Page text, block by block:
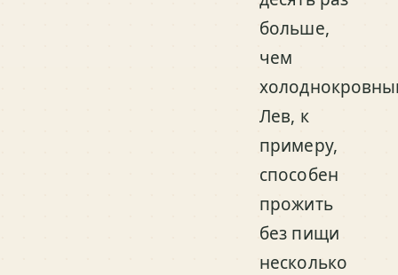
больше,
чем
Лев, к
примеру,
способен
прожить
без пищи
несколько